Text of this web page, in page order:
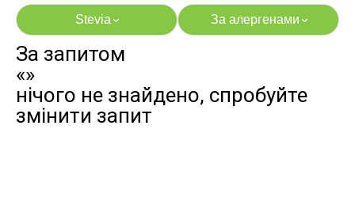
Stevia› За алергенами›
яєць
дріжджів
За запитом
«»
нічого не знайдено, спробуйте
змінити запит